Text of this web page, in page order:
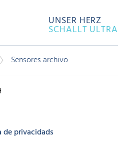
UNSER HERZ
SCHALLT ULTRA
Sensores archivo
privacidads